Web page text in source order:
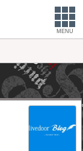
MENU